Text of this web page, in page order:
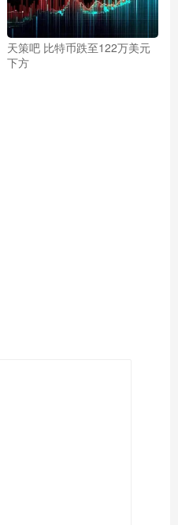
天策吧 比特币跌至122万美元
下方